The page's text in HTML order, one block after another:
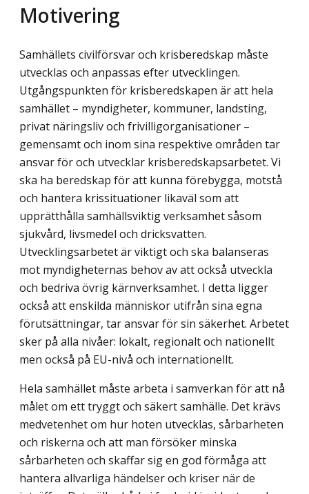
Motivering
Samhällets civilförsvar och krisberedskap måste
utvecklas och anpassas efter utvecklingen.
Utgångspunkten för krisberedskapen är att hela
samhället – myndigheter, kommuner, landsting,
privat näringsliv och frivilligorganisationer –
gemensamt och inom sina respektive områden tar
ansvar för och utvecklar krisberedskapsarbetet. Vi
ska ha beredskap för att kunna förebygga, motstå
och hantera krissituationer likaväl som att
upprätthålla samhällsviktig verksamhet såsom
sjukvård, livsmedel och dricksvatten.
Utvecklingsarbetet är viktigt och ska balanseras
mot myndigheternas behov av att också utveckla
och bedriva övrig kärnverksamhet. I detta ligger
också att enskilda människor utifrån sina egna
förutsättningar, tar ansvar för sin säkerhet. Arbetet
sker på alla nivåer: lokalt, regionalt och nationellt
men också på EU-nivå och internationellt.
Hela samhället måste arbeta i samverkan för att nå
målet om ett tryggt och säkert samhälle. Det krävs
medvetenhet om hur hoten utvecklas, sårbarheten
och riskerna och att man försöker minska
sårbarheten och skaffar sig en god förmåga att
hantera allvarliga händelser och kriser när de